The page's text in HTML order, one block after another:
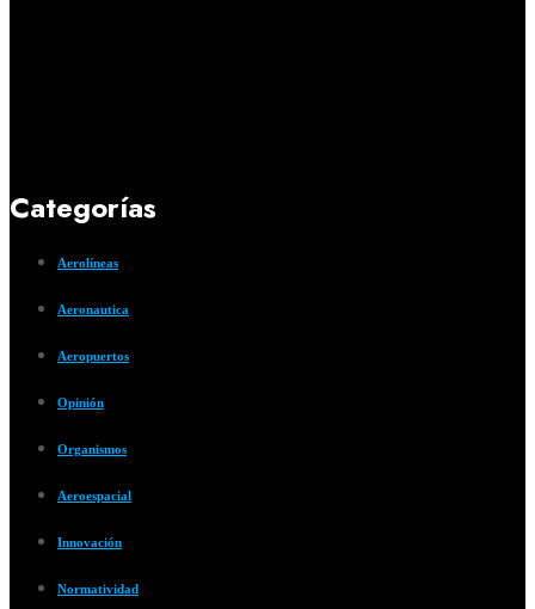
Categorías
Aerolíneas
Aeronautica
Aeropuertos
Opinión
Organismos
Aeroespacial
Innovación
Normatividad